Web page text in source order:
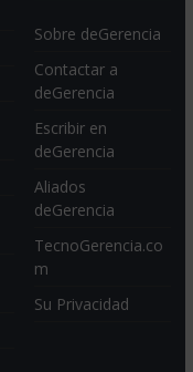
Sobre deGerencia
Contactar a
deGerencia
Escribir en
deGerencia
Aliados
deGerencia
TecnoGerencia.co
m
Su Privacidad